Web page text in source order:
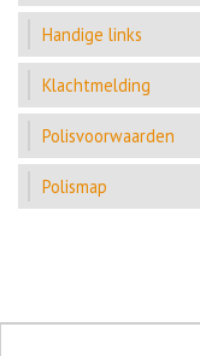
Handige links
Klachtmelding
Polisvoorwaarden
Polismap